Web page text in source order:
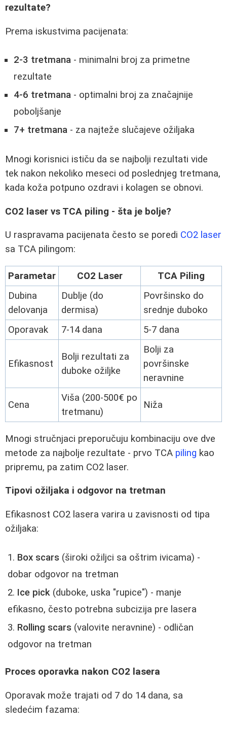
rezultate?
Prema iskustvima pacijenata:
2-3 tretmana - minimalni broj za primetne
rezultate
4-6 tretmana - optimalni broj za značajnije
poboljšanje
7+ tretmana - za najteže slučajeve ožiljaka
Mnogi korisnici ističu da se najbolji rezultati vide
tek nakon nekoliko meseci od poslednjeg tretmana,
kada koža potpuno ozdravi i kolagen se obnovi.
CO2 laser vs TCA piling - šta je bolje?
U raspravama pacijenata često se poredi CO2 laser
sa TCA pilingom:
Parametar CO2 Laser
TCA Piling
Dubina
delovanja
Dublje (do
dermisa)
Površinsko do
srednje duboko
Oporavak
7-14 dana 5-7 dana
Efikasnost
Bolji rezultati za
duboke ožiljke
Bolji za
površinske
neravnine
Cena
Viša (200-500€ po
tretmanu)
Niža
Mnogi stručnjaci preporučuju kombinaciju ove dve
metode za najbolje rezultate - prvo TCA piling kao
pripremu, pa zatim CO2 laser.
Tipovi ožiljaka i odgovor na tretman
Efikasnost CO2 lasera varira u zavisnosti od tipa
ožiljaka:
Box scars (široki ožiljci sa oštrim ivicama) -
dobar odgovor na tretman
Ice pick (duboke, uska "rupice") - manje
efikasno, često potrebna subcizija pre lasera
Rolling scars (valovite neravnine) - odličan
odgovor na tretman
Proces oporavka nakon CO2 lasera
Oporavak može trajati od 7 do 14 dana, sa
sledećim fazama: